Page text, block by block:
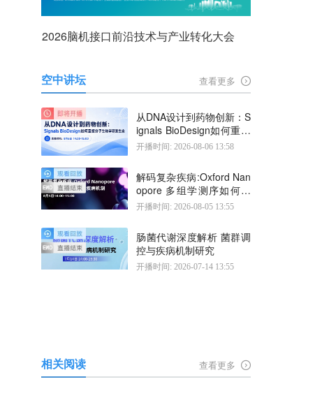
2026脑机接口前沿技术与产业转化大会
空中讲坛 查看更多
从DNA设计到药物创新：S
ignals BioDesign如何重塑
分子生物学研发生态
开播时间: 2026-08-06 13:58
解码复杂疾病:Oxford Nan
opore 多组学测序如何揭
示疾病机制
开播时间: 2026-08-05 13:55
肠菌代谢深度解析 菌群调
控与疾病机制研究
开播时间: 2026-07-14 13:55
相关阅读 查看更多